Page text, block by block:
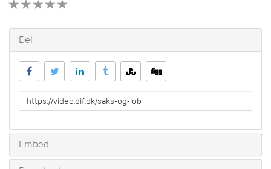
Del
URL
to
Embed